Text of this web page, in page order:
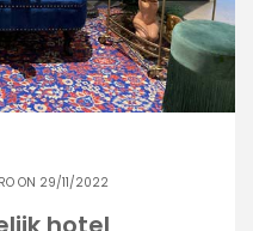
ON 29/11/2022